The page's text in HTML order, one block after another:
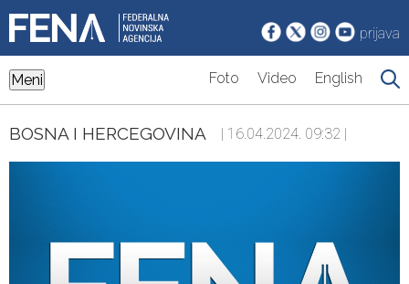
prijava
Meni Foto Video English
BOSNA I HERCEGOVINA | 16.04.2024. 09:32 |